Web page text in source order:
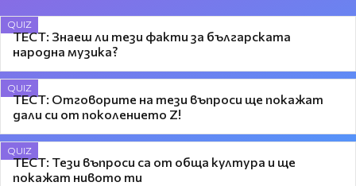
QUIZ
ТЕСТ: Знаеш ли тези факти за българската
народна музика?
QUIZ
ТЕСТ: Отговорите на тези въпроси ще покажат
дали си от поколението Z!
QUIZ
ТЕСТ: Тези въпроси са от обща култура и ще
покажат нивото ти